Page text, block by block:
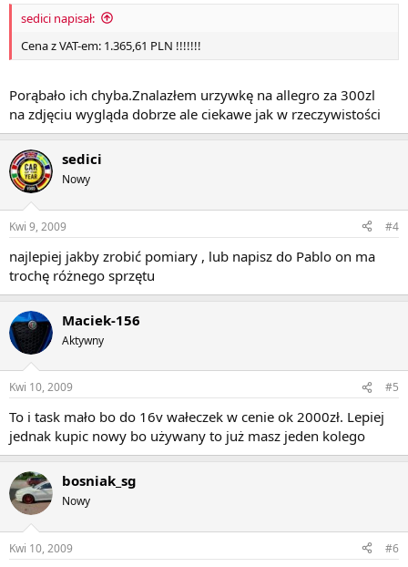
sedici napisał:
Cena z VAT-em: 1.365,61 PLN !!!!!!!
Porąbało ich chyba.Znalazłem urzywkę na allegro za 300zl
na zdjęciu wygląda dobrze ale ciekawe jak w rzeczywistości
sedici
Nowy
Kwi 9, 2009 #4
najlepiej jakby zrobić pomiary , lub napisz do Pablo on ma
trochę różnego sprzętu
Maciek-156
Aktywny
Kwi 10, 2009 #5
To i task mało bo do 16v wałeczek w cenie ok 2000zł. Lepiej
jednak kupic nowy bo używany to już masz jeden kolego
bosniak_sg
Nowy
Kwi 10, 2009 #6